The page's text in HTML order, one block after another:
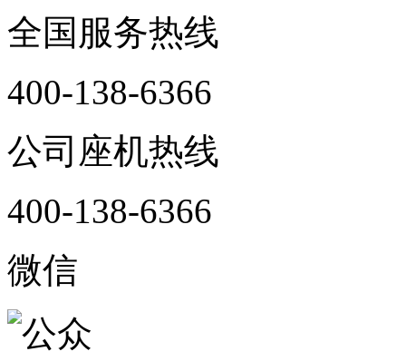
全国服务热线
400-138-6366
公司座机热线
400-138-6366
微信